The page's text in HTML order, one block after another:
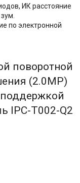
ИК расстояние
по электронной
поворотной
(2.0MP)
поддержкой
IPC-T002-Q2